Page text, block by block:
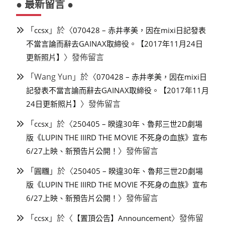
● 最新留言 ●
「ccsx 」於〈070428 – 赤井孝美，因在mixi日記發表
不當言論而辭去GAINAX取締役。【2017年11月24日
更新照片】 〉發佈留言
「Wang Yun 」於〈070428 – 赤井孝美，因在mixi日
記發表不當言論而辭去GAINAX取締役。【2017年11月
24日更新照片】 〉發佈留言
「ccsx 」於〈250405 – 睽違30年、魯邦三世2D劇場
版《LUPIN THE IIIRD THE MOVIE 不死身の血族》宣布
6/27上映、新預告片公開！ 〉發佈留言
「圓糰 」於〈250405 – 睽違30年、魯邦三世2D劇場
版《LUPIN THE IIIRD THE MOVIE 不死身の血族》宣布
6/27上映、新預告片公開！ 〉發佈留言
「ccsx 」於〈 【置頂公告】Announcement〉發佈留